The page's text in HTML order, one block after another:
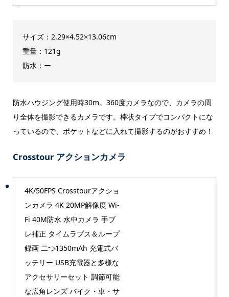
サイズ：2.29×4.52×13.06cm
重量：121g
防水：ー
防水ハウジング使用時30m。360度カメラなので、カメラの周
り全体を撮影できるカメラです。棒状タイプでコンパクトにな
っているので、ポケットなどに入れて撮影するのがおすすめ！
Crosstour アクションカメラ
4K/50FPS Crosstourアクショ
ンカメラ 4K 20MP解像度 Wi-
Fi 40M防水 水中カメラ 手ブ
レ補正 タイムラプス＆ループ
録画 二つ1350mAh 充電式バ
ッテリー USB充電器と多様な
アクセサリーセット 調節可能
な広角レンズ バイク・車・サ